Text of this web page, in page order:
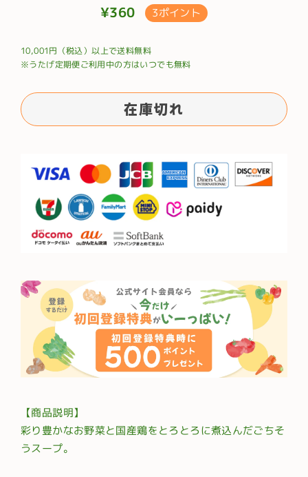
通
価
¥360 3ポイント
10,001円（税込）以上で送料無料
※うたげ定期便ご利用中の方はいつでも無料
在庫切れ
【商品説明】
彩り豊かなお野菜と国産鶏をとろとろに煮込んだごちそ
うスープ。